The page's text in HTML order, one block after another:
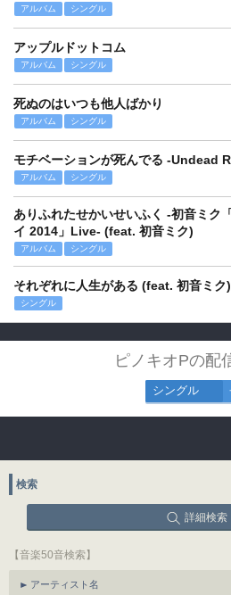
アルバム シングル
アップルドットコム
アルバム シングル
死ぬのはいつも他人ばかり
アルバム シングル
モチベーションが死んでる -Undead
アルバム シングル
ありふれたせかいせいふく -初音ミク
イ 2014」Live- (feat. 初音ミク)
アルバム シングル
それぞれに人生がある (feat. 初音ミク)
シングル
ピノキオPの配
シングル
検索
詳細検索
【音楽50音検索】
アーティスト名